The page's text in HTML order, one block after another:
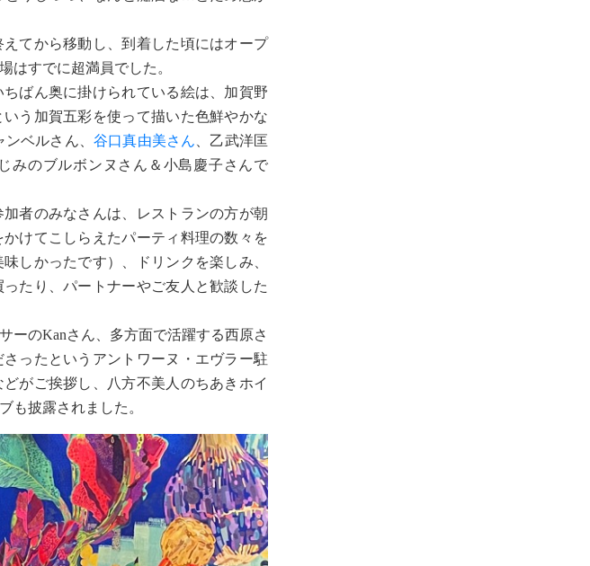
てから移動し、到着した頃にはオープ
はすでに超満員でした。
ばん奥に掛けられている絵は、加賀野
う加賀五彩を使って描いた色鮮やかな
ベルさん、 谷口真由美さん 、乙武洋匡
みのブルボンヌさん＆小島慶子さんで
者のみなさんは、レストランの方が朝
けてこしらえたパーティ料理の数々を
しかったです）、ドリンクを楽しみ、
たり、パートナーやご友人と歓談した
のKanさん、多方面で活躍する西原さ
ったというアントワーヌ・エヴラー駐
がご挨拶し、八方不美人のちあきホイ
も披露されました。